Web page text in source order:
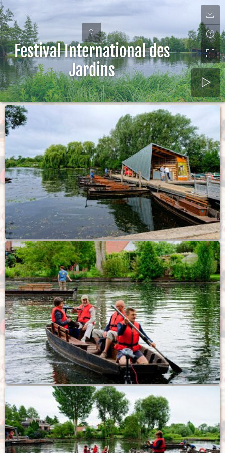
Festival International des
Jardins